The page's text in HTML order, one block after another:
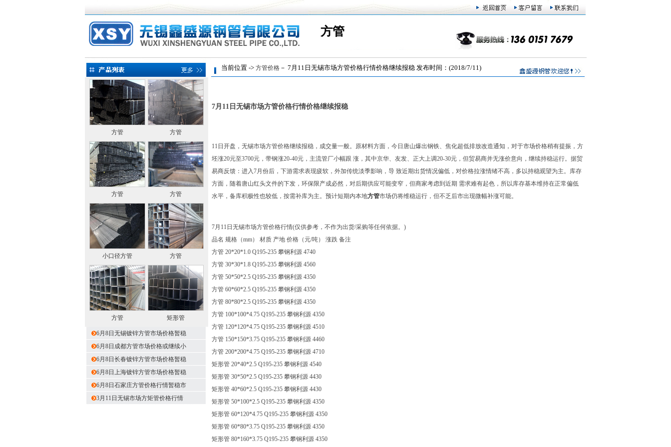
方管
方管 方管
方管 方管
小口径方管 方管
方管 矩形管
6月8日无锡镀锌方管市场价格暂稳
6月8日成都方管市场价格或继续小
6月8日长春镀锌方管市场价格暂稳
6月8日上海镀锌方管市场价格暂稳
6月8日石家庄方管价格行情暂稳市
3月11日无锡市场方矩管价格行情
当前位置 -> 方管价格－ 7月11日无锡市场方管价格行情价格继续报稳 发布时间：(2018/7/11)
7月11日无锡市场方管价格行情价格继续报稳
11日开盘，无锡市场方管价格继续报稳，成交量一般。原材料方面，今日唐山爆出钢铁、焦化超低排放改造通知，对于市场价格稍有提振，方
坯涨20元至3700元，带钢涨20-40元，主流管厂小幅跟 涨，其中京华、友发、正大上调20-30元，但贸易商并无涨价意向，继续持稳运行。据贸
易商反馈：进入7月份后，下游需求表现疲软，外加传统淡季影响，导 致近期出货情况偏低，对价格拉涨情绪不高，多以持稳观望为主。库存
方面，随着唐山红头文件的下发，环保限产成必然，对后期供应可能变窄，但商家考虑到近期 需求难有起色，所以库存基本维持在正常偏低
水平，备库积极性也较低，按需补库为主。预计短期内本地方管市场仍将维稳运行，但不乏后市出现微幅补涨可能。
7月11日无锡市场方管价格行情(仅供参考，不作为出货/采购等任何依据。)
品名 规格（mm） 材质 产地 价格（元/吨） 涨跌 备注
方管 20*20*1.0 Q195-235 攀钢利源 4740
方管 30*30*1.8 Q195-235 攀钢利源 4560
方管 50*50*2.5 Q195-235 攀钢利源 4350
方管 60*60*2.5 Q195-235 攀钢利源 4350
方管 80*80*2.5 Q195-235 攀钢利源 4350
方管 100*100*4.75 Q195-235 攀钢利源 4350
方管 120*120*4.75 Q195-235 攀钢利源 4510
方管 150*150*3.75 Q195-235 攀钢利源 4460
方管 200*200*4.75 Q195-235 攀钢利源 4710
矩形管 20*40*2.5 Q195-235 攀钢利源 4540
矩形管 30*50*2.5 Q195-235 攀钢利源 4430
矩形管 40*60*2.5 Q195-235 攀钢利源 4430
矩形管 50*100*2.5 Q195-235 攀钢利源 4350
矩形管 60*120*4.75 Q195-235 攀钢利源 4350
矩形管 60*80*3.75 Q195-235 攀钢利源 4350
矩形管 80*160*3.75 Q195-235 攀钢利源 4350